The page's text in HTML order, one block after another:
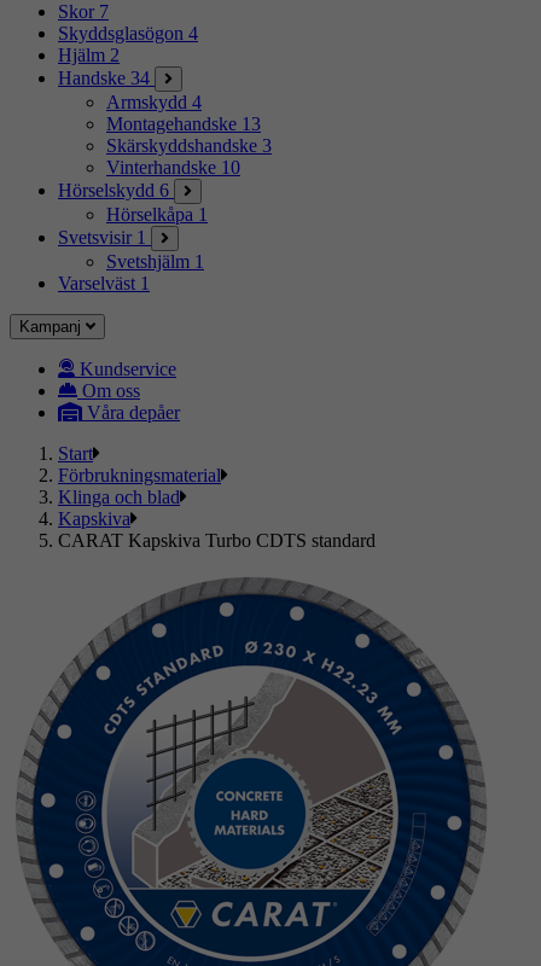
Skor 7
Skyddsglasögon 4
Hjälm 2
Handske 34
Armskydd 4
Montagehandske 13
Skärskyddshandske 3
Vinterhandske 10
Hörselskydd 6
Hörselkåpa 1
Svetsvisir 1
Svetshjälm 1
Varselväst 1
Kampanj
Kundservice
Om oss
Våra depåer
Start
Förbrukningsmaterial
Klinga och blad
Kapskiva
CARAT Kapskiva Turbo CDTS standard